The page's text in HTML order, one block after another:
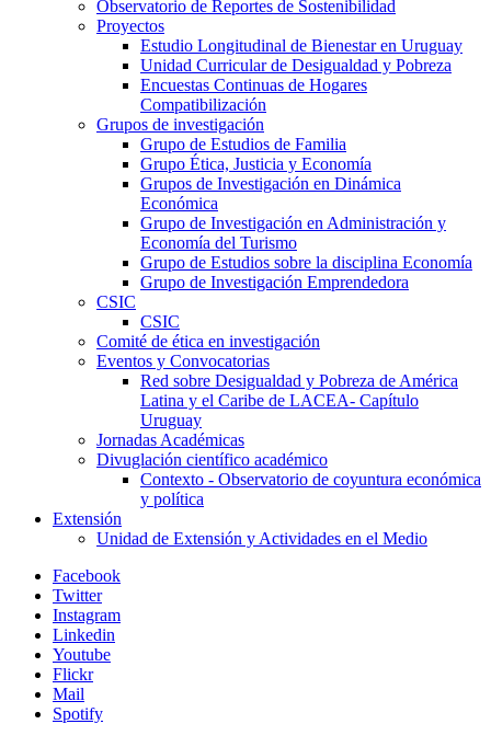
Observatorio de Reportes de Sostenibilidad
Proyectos
Estudio Longitudinal de Bienestar en Uruguay
Unidad Curricular de Desigualdad y Pobreza
Encuestas Continuas de Hogares
Compatibilización
Grupos de investigación
Grupo de Estudios de Familia
Grupo Ética, Justicia y Economía
Grupos de Investigación en Dinámica
Económica
Grupo de Investigación en Administración y
Economía del Turismo
Grupo de Estudios sobre la disciplina Economía
Grupo de Investigación Emprendedora
CSIC
CSIC
Comité de ética en investigación
Eventos y Convocatorias
Red sobre Desigualdad y Pobreza de América
Latina y el Caribe de LACEA- Capítulo
Uruguay
Jornadas Académicas
Divuglación científico académico
Contexto - Observatorio de coyuntura económica
y política
Extensión
Unidad de Extensión y Actividades en el Medio
Facebook
Twitter
Instagram
Linkedin
Youtube
Flickr
Mail
Spotify